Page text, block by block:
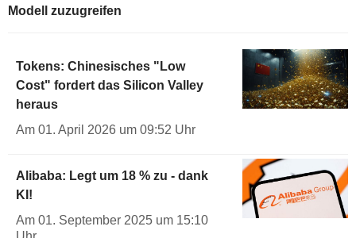
Modell zuzugreifen
Tokens: Chinesisches "Low
Cost" fordert das Silicon Valley
heraus
Am 01. April 2026 um 09:52 Uhr
Alibaba: Legt um 18 % zu - dank
KI!
Am 01. September 2025 um 15:10